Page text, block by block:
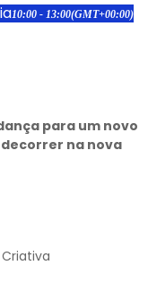
10:00 - 13:00(GMT+00:00)
para um novo
decorrer na nova